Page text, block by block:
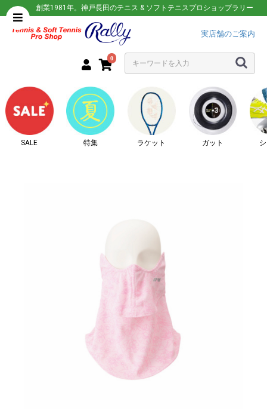
創業1981年。神戸長田のテニス & ソフトテニスプロショップラリー
実店舗のご案内
0
SALE 特集 ラケット ガット